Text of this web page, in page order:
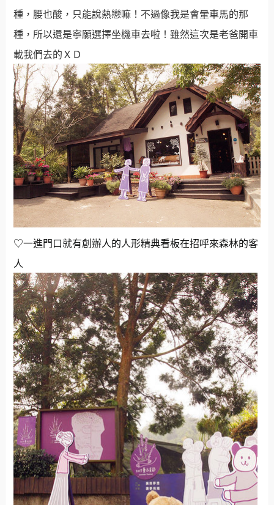
種，腰也酸，只能說熱戀嘛！不過像我是會暈車馬的那
種，所以還是寧願選擇坐機車去啦！雖然這次是老爸開車
載我們去的ＸＤ
♡一進門口就有創辦人的人形精典看板在招呼來森林的客
人